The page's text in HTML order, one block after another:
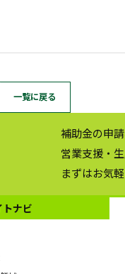
一覧に戻る
補助金の申
営業支援・
まずはお気
ナビ